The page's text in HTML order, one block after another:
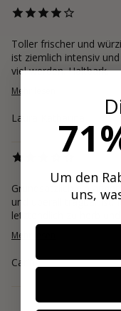
Toller frischer und
ist ziemlich intensiv
viel werden. Haltbark...
Mehr lesen
Laura Katharina
Grundsätzlich ein
und überall tragbar ist.
letztendlich zu herb und
Mehr lesen
Carina
Um den
uns,